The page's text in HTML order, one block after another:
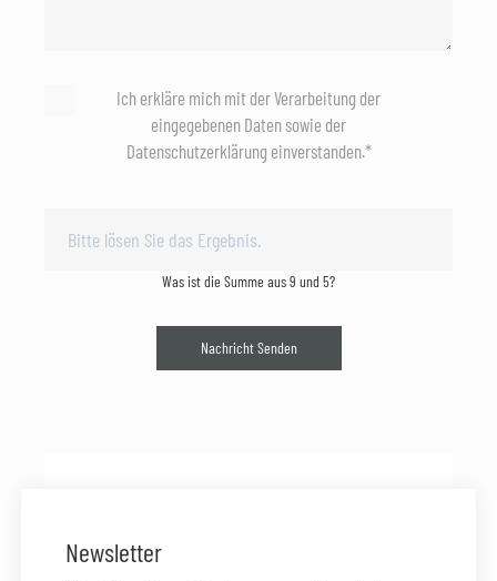
Ich erkläre mich mit der Verarbeitung der
eingegebenen Daten sowie der
Datenschutzerklärung einverstanden.*
Was ist die Summe aus 9 und 5?
Nachricht Senden
Newsletter